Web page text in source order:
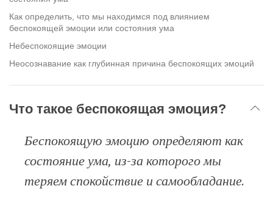
Как определить, что мы находимся под влиянием
беспокоящей эмоции или состояния ума
Небеспокоящие эмоции
Неосознавание как глубинная причина беспокоящих эмоций
Что такое беспокоящая эмоция?
Беспокоящую эмоцию определяют как
состояние ума, из-за которого мы
теряем спокойствие и самообладание.